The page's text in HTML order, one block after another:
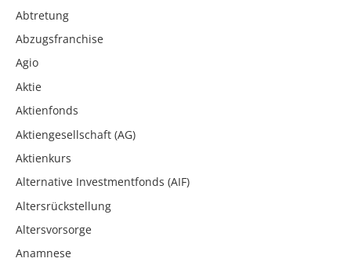
Abtretung
Abzugsfranchise
Agio
Aktie
Aktienfonds
Aktiengesellschaft (AG)
Aktienkurs
Alternative Investmentfonds (AIF)
Altersrückstellung
Altersvorsorge
Anamnese